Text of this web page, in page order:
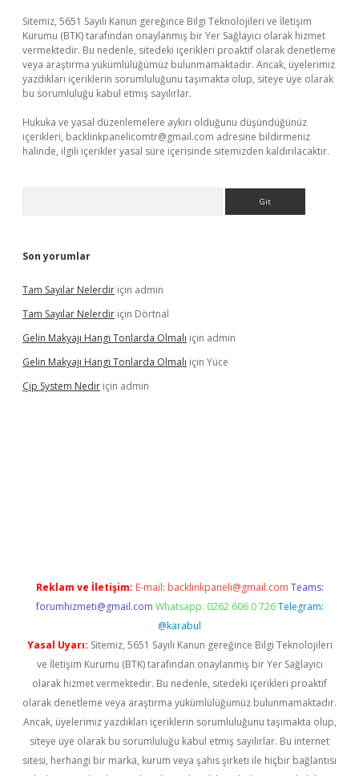
Sitemiz, 5651 Sayılı Kanun gereğince Bilgi Teknolojileri ve İletişim
Kurumu (BTK) tarafından onaylanmış bir Yer Sağlayıcı olarak hizmet
vermektedir. Bu nedenle, sitedeki içerikleri proaktif olarak denetleme
veya araştırma yükümlülüğümüz bulunmamaktadır. Ancak, üyelerimiz
yazdıkları içeriklerin sorumluluğunu taşımakta olup, siteye üye olarak
bu sorumluluğu kabul etmiş sayılırlar.
Hukuka ve yasal düzenlemelere aykırı olduğunu düşündüğünüz
içerikleri, backlinkpanelicomtr@gmail.com adresine bildirmeniz
halinde, ilgili içerikler yasal süre içerisinde sitemizden kaldırılacaktır.
Son yorumlar
Tam Sayılar Nelerdir için admin
Tam Sayılar Nelerdir için Dörtnal
Gelin Makyajı Hangi Tonlarda Olmalı için admin
Gelin Makyajı Hangi Tonlarda Olmalı için Yüce
Çip System Nedir için admin
Reklam ve İletişim: E-mail: backlinkpaneli@gmail.com Teams:
forumhizmeti@gmail.com Whatsapp: 0262 606 0 726 Telegram:
@karabul
Yasal Uyarı: Sitemiz, 5651 Sayılı Kanun gereğince Bilgi Teknolojileri
ve İletişim Kurumu (BTK) tarafından onaylanmış bir Yer Sağlayıcı
olarak hizmet vermektedir. Bu nedenle, sitedeki içerikleri proaktif
olarak denetleme veya araştırma yükümlülüğümüz bulunmamaktadır.
Ancak, üyelerimiz yazdıkları içeriklerin sorumluluğunu taşımakta olup,
siteye üye olarak bu sorumluluğu kabul etmiş sayılırlar. Bu internet
sitesi, herhangi bir marka, kurum veya şahıs şirketi ile hiçbir bağlantısı